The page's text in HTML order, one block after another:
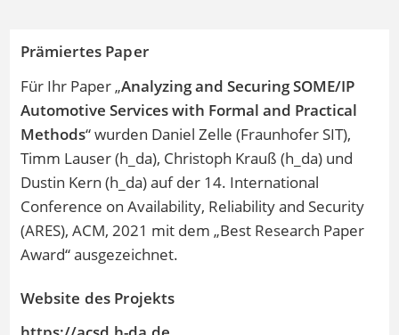
Automotive Services with Formal and Practical
Methods“ wurden Daniel Zelle (Fraunhofer SIT),
Timm Lauser (h_da), Christoph Krauß (h_da) und
Dustin Kern (h_da) auf der 14. International
Conference on Availability, Reliability and Security
(ARES), ACM, 2021 mit dem „Best Research Paper
Award“ ausgezeichnet.
Website des Projekts
Das Thema in der Presse